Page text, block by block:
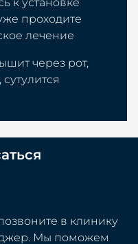
проходите
лечение
через рот,
в клинику
Мы поможем